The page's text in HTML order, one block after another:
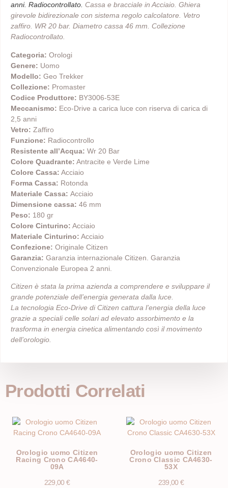
anni. Radiocontrollato. Cassa e bracciale in Acciaio. Ghiera
girevole bidirezionale con sistema regolo calcolatore. Vetro
zaffiro. WR 20 bar. Diametro cassa 46 mm. Collezione
Radiocontrollato.
Categoria: Orologi
Genere: Uomo
Modello: Geo Trekker
Collezione: Promaster
Codice Produttore: BY3006-53E
Meccanismo: Eco-Drive a carica luce con riserva di carica di
2,5 anni
Vetro: Zaffiro
Funzione: Radiocontrollo
Resistente all’Acqua: Wr 20 Bar
Colore Quadrante: Antracite e Verde Lime
Colore Cassa: Acciaio
Forma Cassa: Rotonda
Materiale Cassa: Acciaio
Dimensione cassa: 46 mm
Peso: 180 gr
Colore Cinturino: Acciaio
Materiale Cinturino: Acciaio
Confezione: Originale Citizen
Garanzia: Garanzia internazionale Citizen. Garanzia
Convenzionale Europea 2 anni.
Citizen è stata la prima azienda a comprendere e sviluppare il
grande potenziale dell’energia generata dalla luce.
La tecnologia Eco-Drive di Citizen cattura l’energia della luce
grazie a speciali celle solari ad elevato assorbimento e la
trasforma in energia cinetica alimentando così il movimento
dell’orologio.
Prodotti Correlati
Orologio uomo Citizen
Racing Crono CA4640-
09A
229,00 €
Orologio uomo Citizen
Crono Classic CA4630-
53X
239,00 €